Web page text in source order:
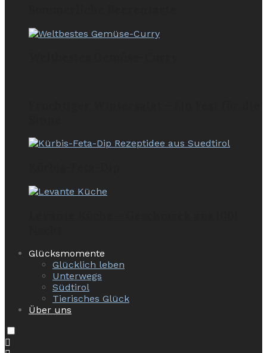
Glücksmomente
Glücklich leben
Unterwegs
Südtirol
Tierisches Glück
Über uns